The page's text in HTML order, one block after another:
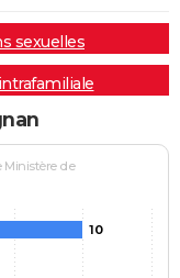
sexuelles
Ministère de
10